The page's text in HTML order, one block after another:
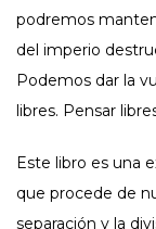
podremos
del imperio
Podemos dar la
libres. Pensar
Este libro es una
que procede de
separación y la